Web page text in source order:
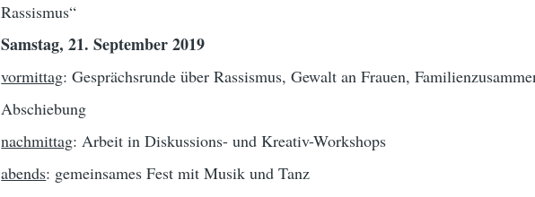
Rassismus“
Samstag, 21. September 2019
vormittag: Gesprächsrunde über Rassismus, Gewalt an Frauen,
Abschiebung
nachmittag: Arbeit in Diskussions- und Kreativ-Workshops
abends: gemeinsames Fest mit Musik und Tanz